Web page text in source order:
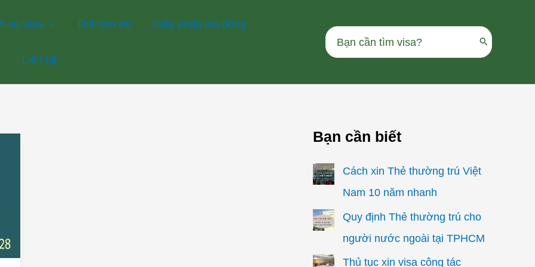
vụ Visa Thẻ tạm trú Giấy phép lao động
Liên hệ
Search
for:
Bạn cần biết
Cách xin Thẻ thường trú Việt
Nam 10 năm nhanh
Quy định Thẻ thường trú cho
người nước ngoài tại TPHCM
Thủ tục xin visa công tác